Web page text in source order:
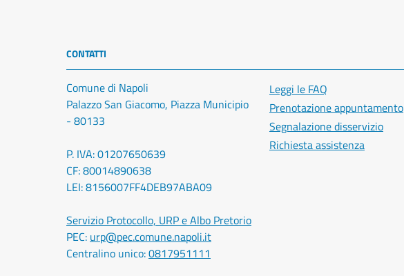
CONTATTI
Comune di Napoli
Palazzo San Giacomo, Piazza Municipio
- 80133
P. IVA: 01207650639
CF: 80014890638
LEI: 8156007FF4DEB97ABA09
Servizio Protocollo, URP e Albo Pretorio
PEC: urp@pec.comune.napoli.it
Centralino unico:0817951111
Leggi le FAQ
Prenotazione appuntamento
Segnalazione disservizio
Richiesta assistenza